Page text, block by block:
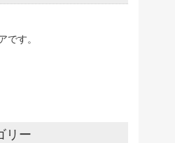
です。
リー